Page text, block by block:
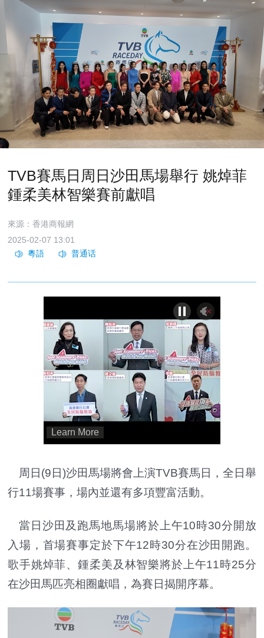
TVB賽馬日周日沙田馬場舉行 姚焯菲
鍾柔美林智樂賽前獻唱
來源：香港商報網
2025-02-07 13:01
周日(9日)沙田馬場將會上演TVB賽馬日，全日舉
行11場賽事，場內並還有多項豐富活動。
當日沙田及跑馬地馬場將於上午10時30分開放
入場，首場賽事定於下午12時30分在沙田開跑。
歌手姚焯菲、鍾柔美及林智樂將於上午11時25分
在沙田馬匹亮相圈獻唱，為賽日揭開序幕。